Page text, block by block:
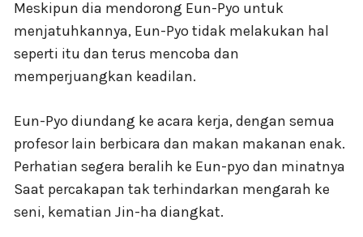
Meskipun dia mendorong Eun-Pyo untuk
menjatuhkannya, Eun-Pyo tidak melakukan hal
seperti itu dan terus mencoba dan
memperjuangkan keadilan.
Eun-Pyo diundang ke acara kerja, dengan semua
profesor lain berbicara dan makan makanan enak.
Perhatian segera beralih ke Eun-pyo dan minatnya
Saat percakapan tak terhindarkan mengarah ke
seni, kematian Jin-ha diangkat.